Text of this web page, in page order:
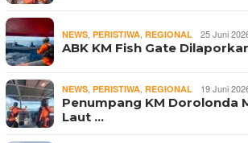
NEWS, PERISTIWA, REGIONAL 25 Juni
ABK KM Fish Gate
NEWS, PERISTIWA, REGIONAL 19 Juni
Penumpang KM Dorolonda
Laut …